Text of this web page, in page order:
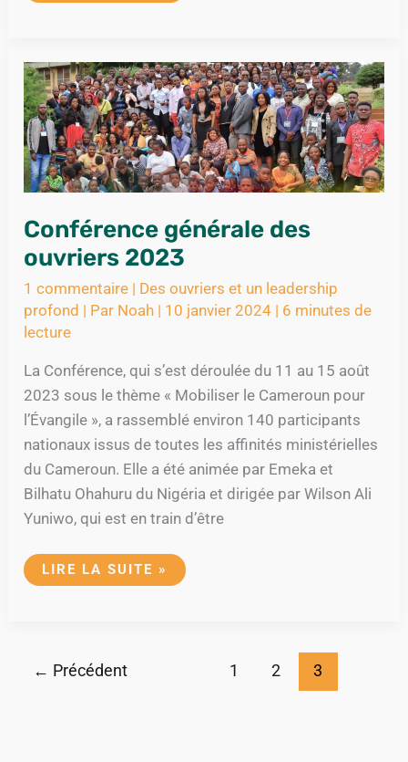
Conférence générale des
ouvriers 2023
1 commentaire | Des ouvriers et un leadership
profond | Par Noah | 10 janvier 2024 | 6 minutes de
lecture
La Conférence, qui s’est déroulée du 11 au 15 août
2023 sous le thème « Mobiliser le Cameroun pour
l’Évangile », a rassemblé environ 140 participants
nationaux issus de toutes les affinités ministérielles
du Cameroun. Elle a été animée par Emeka et
Bilhatu Ohahuru du Nigéria et dirigée par Wilson Ali
Yuniwo, qui est en train d’être
DES
OUVRIERS
2023
LIRE LA SUITE »
← Précédent 1 2 3